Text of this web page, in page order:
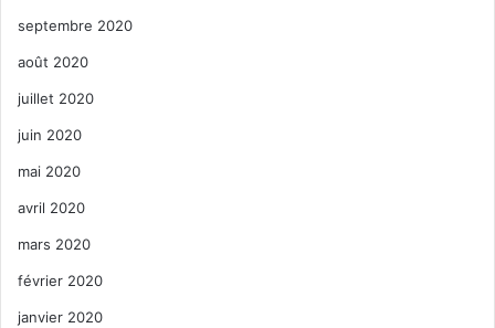
septembre 2020
août 2020
juillet 2020
juin 2020
mai 2020
avril 2020
mars 2020
février 2020
janvier 2020